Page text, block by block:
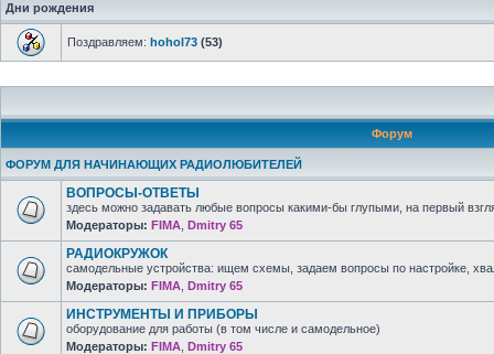
Дни рождения
Поздравляем: hohol73 (53)
Форум
ФОРУМ ДЛЯ НАЧИНАЮЩИХ РАДИОЛЮБИТЕЛЕЙ
ВОПРОСЫ-ОТВЕТЫ
здесь можно задавать любые вопросы какими-бы глупыми, на первый
Модераторы: FIMA Dmitry 65
РАДИОКРУЖОК
самодельные устройства: ищем схемы, задаем вопросы по настройке,
Модераторы: FIMA Dmitry 65
ИНСТРУМЕНТЫ И ПРИБОРЫ
оборудование для работы (в том числе и самодельное)
Модераторы: FIMA Dmitry 65